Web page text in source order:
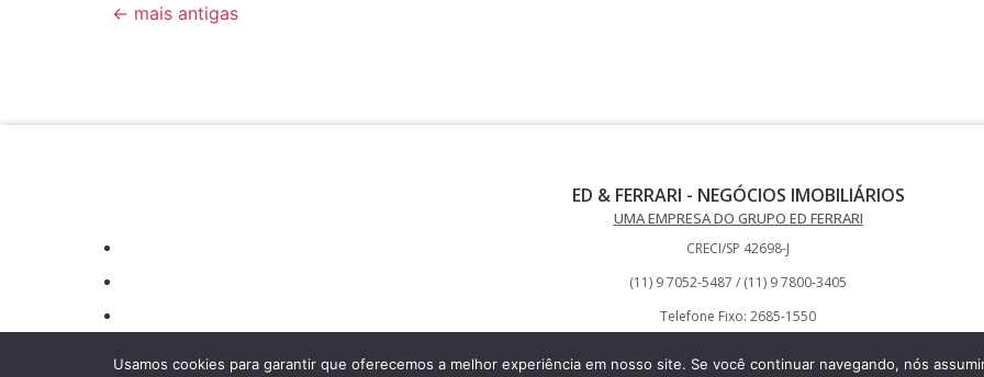
← mais antigas
ED & FERRARI - NEGÓCIOS IMOBILIÁRIOS
UMA EMPRESA DO GRUPO ED FERRARI
CRECI/SP 42698-J
(11) 9 7052-5487 / (11) 9 7800-3405
Telefone Fixo: 2685-1550
Desenvolvido por Alex Souza – 2023
Usamos cookies para garantir que oferecemos a melhor experiência em nosso site. Se você continuar navegando, nós